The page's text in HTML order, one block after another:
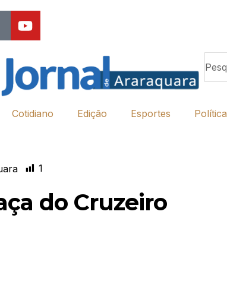
Cotidiano Edição Esportes Política
1
do Cruzeiro